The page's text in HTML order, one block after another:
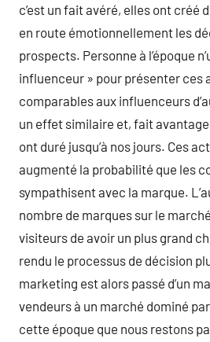
c’est un fait avéré, elles ont créé
en route émotionnellement les
prospects. Personne à l’époque
influenceur » pour présenter ces
comparables aux influenceurs
un effet similaire et, fait
ont duré jusqu’à nos jours. Ces
augmenté la probabilité que les
sympathisent avec la marque.
nombre de marques sur le
visiteurs de avoir un plus grand
rendu le processus de décision
marketing est alors passé d’un
vendeurs à un marché dominé
cette époque que nous restons